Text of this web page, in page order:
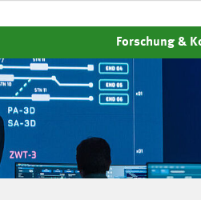
Forschung &